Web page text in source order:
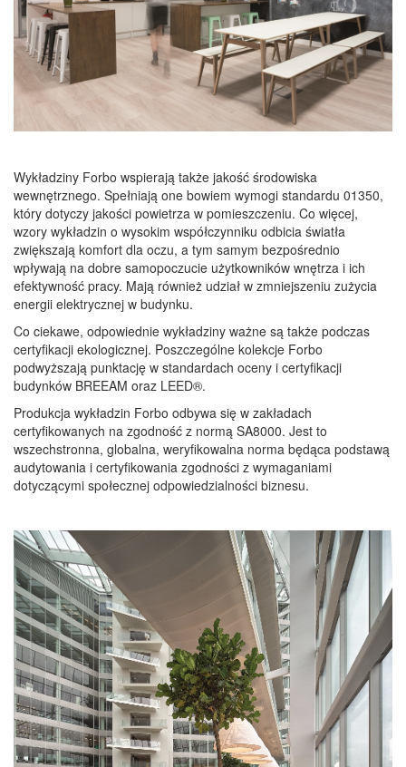
Wykładziny Forbo wspierają także jakość środowiska
wewnętrznego. Spełniają one bowiem wymogi standardu 01350,
który dotyczy jakości powietrza w pomieszczeniu. Co więcej,
wzory wykładzin o wysokim współczynniku odbicia światła
zwiększają komfort dla oczu, a tym samym bezpośrednio
wpływają na dobre samopoczucie użytkowników wnętrza i ich
efektywność pracy. Mają również udział w zmniejszeniu zużycia
energii elektrycznej w budynku.
Co ciekawe, odpowiednie wykładziny ważne są także podczas
certyfikacji ekologicznej. Poszczególne kolekcje Forbo
podwyższają punktację w standardach oceny i certyfikacji
budynków BREEAM oraz LEED®.
Produkcja wykładzin Forbo odbywa się w zakładach
certyfikowanych na zgodność z normą SA8000. Jest to
wszechstronna, globalna, weryfikowalna norma będąca podstawą
audytowania i certyfikowania zgodności z wymaganiami
dotyczącymi społecznej odpowiedzialności biznesu.